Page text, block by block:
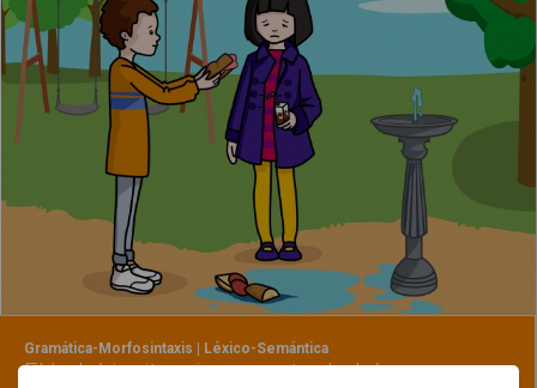
Gramática-Morfosintaxis | Léxico-Semántica
El bebé invita a jugar a otro bebé con sus